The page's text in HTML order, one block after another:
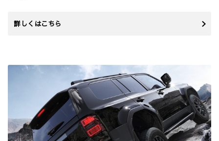
詳しくはこちら